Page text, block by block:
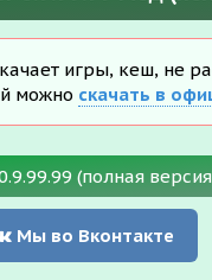
игры, кеш, не
можно скачать в
(полная
Мы во Вконтакте